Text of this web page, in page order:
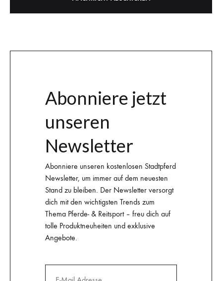
Abonniere jetzt
unseren
Newsletter
Abonniere unseren kostenlosen Stadtpferd
Newsletter, um immer auf dem neuesten
Stand zu bleiben. Der Newsletter versorgt
dich mit den wichtigsten Trends zum
Thema Pferde- & Reitsport – freu dich auf
tolle Produktneuheiten und exklusive
Angebote.